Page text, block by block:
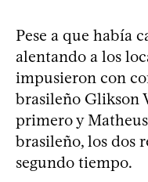
Pese a que había
alentando a los
impusieron con
brasileño Glikson
primero y
brasileño, los dos
segundo tiempo.